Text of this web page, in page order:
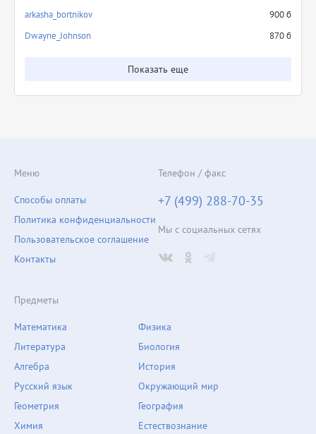
arkasha_bortnikov
900 б
Dwayne_Johnson
870 б
Показать еще
Предметы
Математика
Литература
Алгебра
Русский язык
Геометрия
Химия
Физика
Биология
История
Окружающий мир
География
Естествознание
Меню
Способы оплаты
Политика конфиденциальности
Пользовательское соглашение
Контакты
Телефон / факс
+7 (499) 288-70-35
Мы с социальных сетях